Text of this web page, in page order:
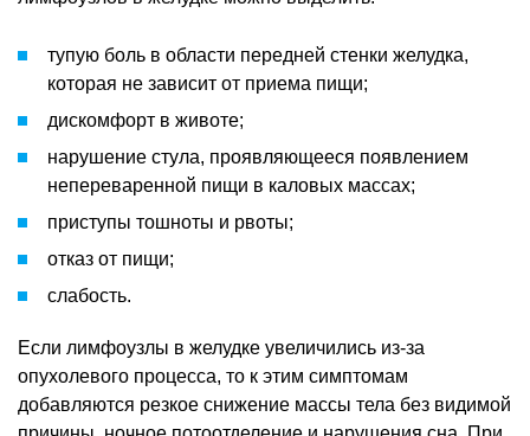
тупую боль в области передней стенки желудка,
которая не зависит от приема пищи;
дискомфорт в животе;
нарушение стула, проявляющееся появлением
непереваренной пищи в каловых массах;
приступы тошноты и рвоты;
отказ от пищи;
слабость.
Если лимфоузлы в желудке увеличились из-за
опухолевого процесса, то к этим симптомам
добавляются резкое снижение массы тела без видимой